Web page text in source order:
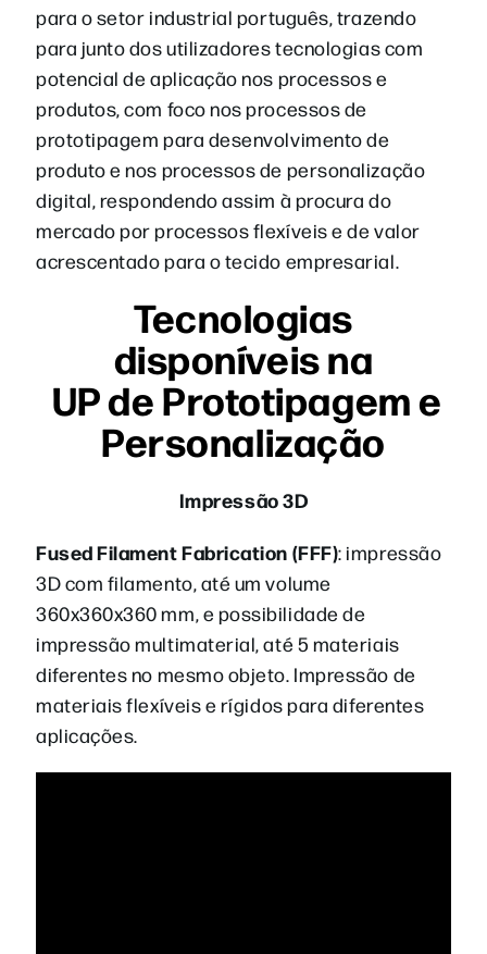
para o setor industrial português, trazendo
para junto dos utilizadores tecnologias com
potencial de aplicação nos processos e
produtos, com foco nos processos de
prototipagem para desenvolvimento de
produto e nos processos de personalização
digital, respondendo assim à procura do
mercado por processos flexíveis e de valor
acrescentado para o tecido empresarial.
Tecnologias
disponíveis na
UP de Prototipagem e
Personalização
Impressão 3D
Fused Filament Fabrication (FFF): impressão
3D com filamento, até um volume
360x360x360 mm, e possibilidade de
impressão multimaterial, até 5 materiais
diferentes no mesmo objeto. Impressão de
materiais flexíveis e rígidos para diferentes
aplicações.